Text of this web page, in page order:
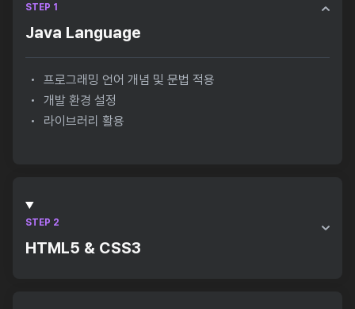
STEP 1
Java Language
프로그래밍 언어 개념 및 문법 적용
개발 환경 설정
라이브러리 활용
STEP 2
HTML5 & CSS3